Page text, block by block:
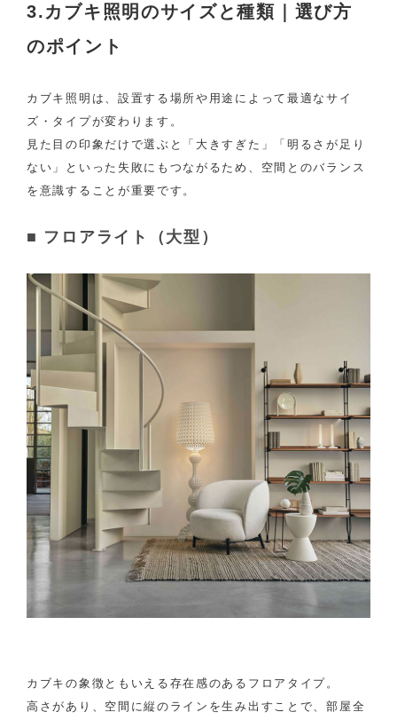
3.カブキ照明のサイズと種類｜選び方
のポイント
カブキ照明は、設置する場所や用途によって最適なサイ
ズ・タイプが変わります。
見た目の印象だけで選ぶと「大きすぎた」「明るさが足り
ない」といった失敗にもつながるため、空間とのバランス
を意識することが重要です。
■ フロアライト（大型）
カブキの象徴ともいえる存在感のあるフロアタイプ。
高さがあり、空間に縦のラインを生み出すことで、部屋全